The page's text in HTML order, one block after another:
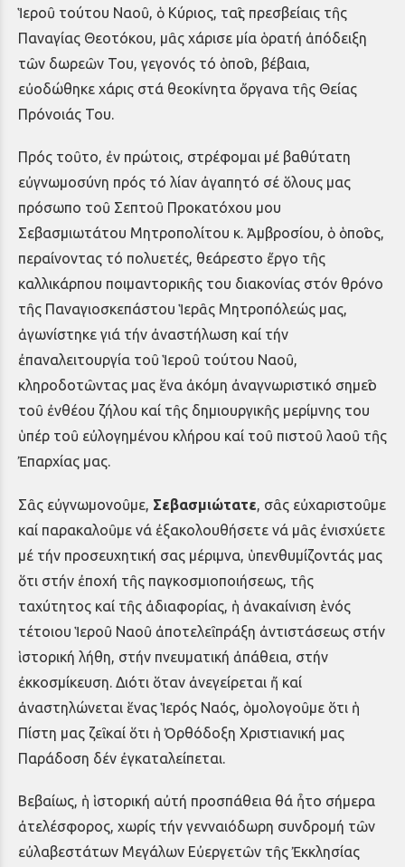
Ἱεροῦ τούτου Ναοῦ, ὁ Κύριος, ταῖς πρεσβείαις τῆς
Παναγίας Θεοτόκου, μᾶς χάρισε μία ὁρατή ἀπόδειξη
τῶν δωρεῶν Του, γεγονός τό ὁποῖο, βέβαια,
εὐοδώθηκε χάρις στά θεοκίνητα ὄργανα τῆς Θείας
Πρόνοιάς Του.
Πρός τοῦτο, ἐν πρώτοις, στρέφομαι μέ βαθύτατη
εὐγνωμοσύνη πρός τό λίαν ἀγαπητό σέ ὅλους μας
πρόσωπο τοῦ Σεπτοῦ Προκατόχου μου
Σεβασμιωτάτου Μητροπολίτου κ. Ἀμβροσίου, ὁ ὁποῖος,
περαίνοντας τό πολυετές, θεάρεστο ἔργο τῆς
καλλικάρπου ποιμαντορικῆς του διακονίας στόν θρόνο
τῆς Παναγιοσκεπάστου Ἱερᾶς Μητροπόλεώς μας,
ἀγωνίστηκε γιά τήν ἀναστήλωση καί τήν
ἐπαναλειτουργία τοῦ Ἱεροῦ τούτου Ναοῦ,
κληροδοτῶντας μας ἕνα ἀκόμη ἀναγνωριστικό σημεῖο
τοῦ ἐνθέου ζήλου καί τῆς δημιουργικῆς μερίμνης του
ὑπέρ τοῦ εὐλογημένου κλήρου καί τοῦ πιστοῦ λαοῦ τῆς
Ἐπαρχίας μας.
Σᾶς εὐγνωμονοῦμε, Σεβασμιώτατε, σᾶς εὐχαριστοῦμε
καί παρακαλοῦμε νά ἐξακολουθήσετε νά μᾶς ἐνισχύετε
μέ τήν προσευχητική σας μέριμνα, ὑπενθυμίζοντάς μας
ὅτι στήν ἐποχή τῆς παγκοσμιοποιήσεως, τῆς
ταχύτητος καί τῆς ἀδιαφορίας, ἡ ἀνακαίνιση ἑνός
τέτοιου Ἱεροῦ Ναοῦ ἀποτελεῖ πράξη ἀντιστάσεως στήν
ἱστορική λήθη, στήν πνευματική ἀπάθεια, στήν
ἐκκοσμίκευση. Διότι ὅταν ἀνεγείρεται ἤ καί
ἀναστηλώνεται ἕνας Ἱερός Ναός, ὁμολογοῦμε ὅτι ἡ
Πίστη μας ζεῖ καί ὅτι ἡ Ὀρθόδοξη Χριστιανική μας
Παράδοση δέν ἐγκαταλείπεται.
Βεβαίως, ἡ ἱστορική αὐτή προσπάθεια θά ἦτο σήμερα
ἀτελέσφορος, χωρίς τήν γενναιόδωρη συνδρομή τῶν
εὐλαβεστάτων Μεγάλων Εὐεργετῶν τῆς Ἐκκλησίας